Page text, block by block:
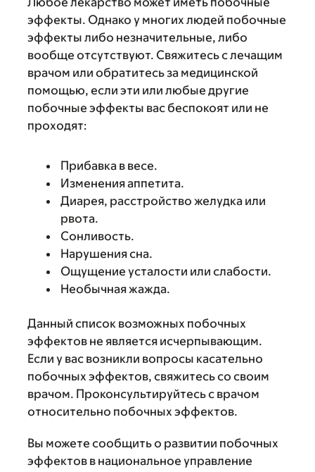
эффекты. Однако у многих людей побочные
эффекты либо незначительные, либо
вообще отсутствуют. Свяжитесь с лечащим
врачом или обратитесь за медицинской
помощью, если эти или любые другие
побочные эффекты вас беспокоят или не
проходят:
Прибавка в весе.
Изменения аппетита.
Диарея, расстройство желудка или
рвота.
Сонливость.
Нарушения сна.
Ощущение усталости или слабости.
Необычная жажда.
Данный список возможных побочных
эффектов не является исчерпывающим.
Если у вас возникли вопросы касательно
побочных эффектов, свяжитесь со своим
врачом. Проконсультируйтесь с врачом
относительно побочных эффектов.
Вы можете сообщить о развитии побочных
эффектов в национальное управление